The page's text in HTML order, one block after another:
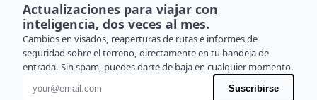
Actualizaciones para viajar con
inteligencia, dos veces al mes.
Cambios en visados, reaperturas de rutas e informes de
seguridad sobre el terreno, directamente en tu bandeja de
entrada. Sin spam, puedes darte de baja en cualquier momento.
Dirección de correo electrónico
Suscribirse